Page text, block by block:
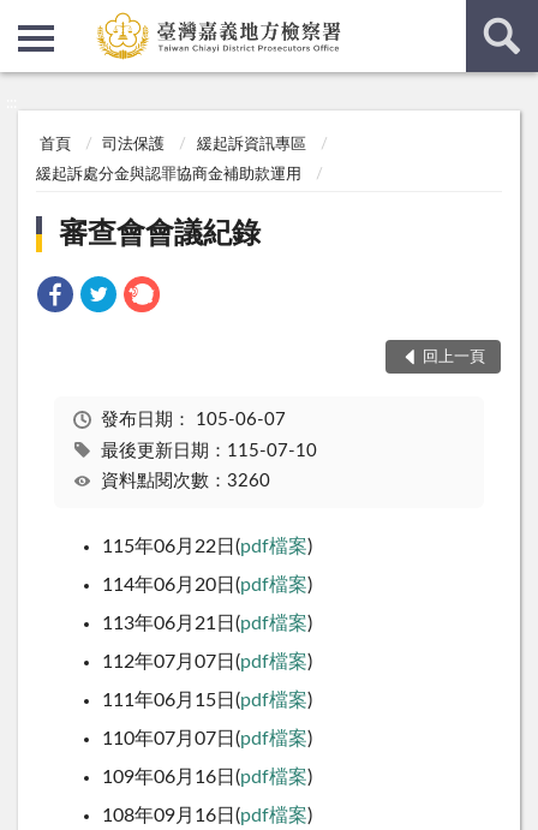
首頁 司法保護
緩起訴資訊專區
緩起訴處分金與認罪協商金補助款運用
審查會會議紀錄
回上一頁
發布日期： 105-06-07
最後更新日期：115-07-10
資料點閱次數：3260
115年06月22日(pdf檔案)
114年06月20日(pdf檔案)
113年06月21日(pdf檔案)
112年07月07日(pdf檔案)
111年06月15日(pdf檔案)
110年07月07日(pdf檔案)
109年06月16日(pdf檔案)
108年09月16日(pdf檔案)